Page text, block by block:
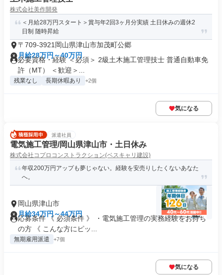
株式会社美作開発
＜月給28万円スタート＞賞与年2回3ヶ月分実績 土日休みの週休2
日制 随時昇給
〒709-3921岡山県津山市加茂町公郷
月給28万円～40万円
必要資格・経験 ＜必須＞ 2級土木施工管理技士 普通自動車免
許（MT） ＜歓迎＞...
残業なし 長期休暇あり +2個
気になる
派遣社員
電気施工管理/岡山県津山市・土日休み
株式会社コプロコンストラクション(ベスキャリ建設)
年収200万円アップも夢じゃない。経験を安売りしたくないあなた
へ。
岡山県津山市
月給34万円～44万円
応募条件 《 必須条件 》 ・電気施工管理の実務経験をお持ち
の方 《 こんな方にピッ...
無期雇用派遣 +7個
気になる